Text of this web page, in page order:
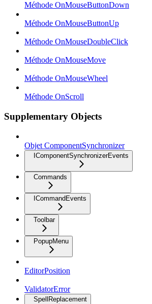
Méthode OnMouseButtonDown
Méthode OnMouseButtonUp
Méthode OnMouseDoubleClick
Méthode OnMouseMove
Méthode OnMouseWheel
Méthode OnScroll
Supplementary Objects
Objet ComponentSynchronizer
IComponentSynchronizerEvents
Commands
ICommandEvents
Toolbar
PopupMenu
EditorPosition
ValidatorError
SpellReplacement